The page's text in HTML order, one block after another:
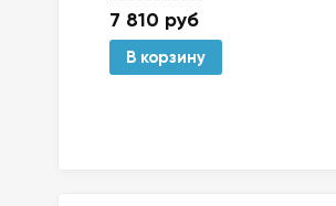
7 810 руб
В корзину